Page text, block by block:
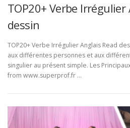
TOP20+ Verbe Irrégulier
dessin
TOP20+ Verbe Irrégulier Anglais Read
aux différentes personnes et aux
singulier au présent simple. Les
from www.superprof.fr …